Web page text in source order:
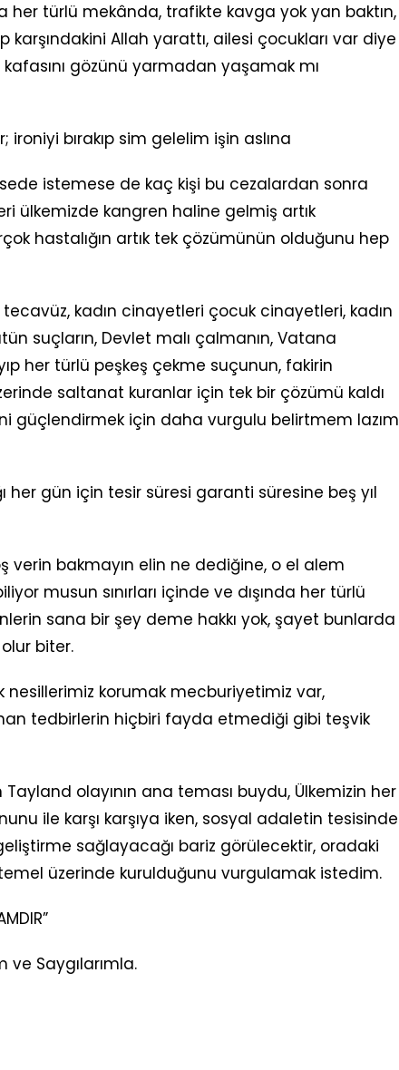
her türlü mekânda, trafikte kavga yok yan baktın,
karşındakini Allah yarattı, ailesi çocukları var diye
gözünü yarmadan yaşamak mı
bırakıp sim gelelim işin aslına
istemese de kaç kişi bu cezalardan sonra
ülkemizde kangren haline gelmiş artık
hastalığın artık tek çözümünün olduğunu hep
kadın cinayetleri çocuk cinayetleri, kadın
suçların, Devlet malı çalmanın, Vatana
her türlü peşkeş çekme suçunun, fakirin
saltanat kuranlar için tek bir çözümü kaldı
güçlendirmek için daha vurgulu belirtmem lazım
her gün için tesir süresi garanti süresine beş yıl
verin bakmayın elin ne dediğine, o el alem
musun sınırları içinde ve dışında her türlü
sana bir şey deme hakkı yok, şayet bunlarda
olur biter.
nesillerimiz korumak mecburiyetimiz var,
tedbirlerin hiçbiri fayda etmediği gibi teşvik
Tayland olayının ana teması buydu, Ülkemizin her
ile karşı karşıya iken, sosyal adaletin tesisinde
sağlayacağı bariz görülecektir, oradaki
üzerinde kurulduğunu vurgulamak istedim.
ve Saygılarımla.